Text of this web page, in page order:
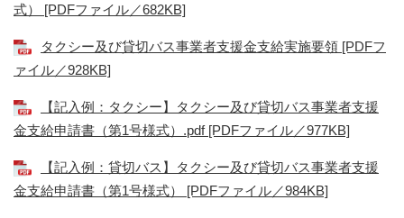
式） [PDFファイル／682KB]
タクシー及び貸切バス事業者支援金支給実施要領 [PDFフ
ァイル／928KB]
【記入例：タクシー】タクシー及び貸切バス事業者支援
金支給申請書（第1号様式）.pdf [PDFファイル／977KB]
【記入例：貸切バス】タクシー及び貸切バス事業者支援
金支給申請書（第1号様式） [PDFファイル／984KB]